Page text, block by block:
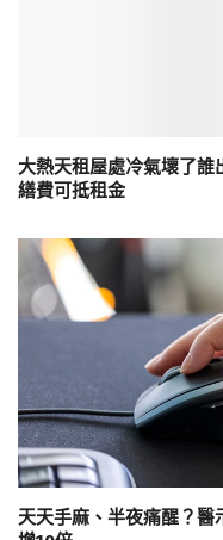
大熱天租屋處冷氣壞了
繕費可抵租金
天天手麻、半夜痛醒？